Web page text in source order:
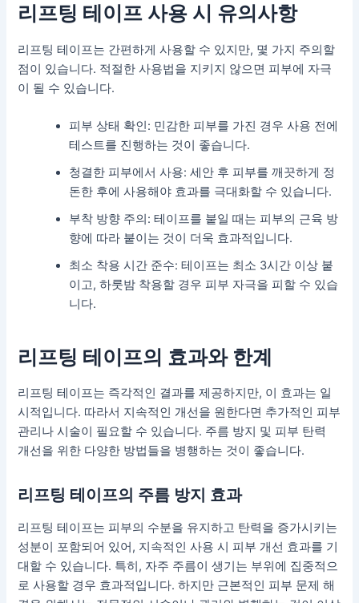
리프팅 테이프 사용 시 유의사항
리프팅 테이프는 간편하게 사용할 수 있지만, 몇 가지 주의할
점이 있습니다. 적절한 사용법을 지키지 않으면 피부에 자극
이 될 수 있습니다.
피부 상태 확인: 민감한 피부를 가진 경우 사용 전에
테스트를 진행하는 것이 좋습니다.
청결한 피부에서 사용: 세안 후 피부를 깨끗하게 정
돈한 후에 사용해야 효과를 극대화할 수 있습니다.
부착 방향 주의: 테이프를 붙일 때는 피부의 근육 방
향에 따라 붙이는 것이 더욱 효과적입니다.
최소 착용 시간 준수: 테이프는 최소 3시간 이상 붙
이고, 하룻밤 착용할 경우 피부 자극을 피할 수 있습
니다.
리프팅 테이프의 효과와 한계
리프팅 테이프는 즉각적인 결과를 제공하지만, 이 효과는 일
시적입니다. 따라서 지속적인 개선을 원한다면 추가적인 피부
관리나 시술이 필요할 수 있습니다. 주름 방지 및 피부 탄력
개선을 위한 다양한 방법들을 병행하는 것이 좋습니다.
리프팅 테이프의 주름 방지 효과
리프팅 테이프는 피부의 수분을 유지하고 탄력을 증가시키는
성분이 포함되어 있어, 지속적인 사용 시 피부 개선 효과를 기
대할 수 있습니다. 특히, 자주 주름이 생기는 부위에 집중적으
로 사용할 경우 효과적입니다. 하지만 근본적인 피부 문제 해